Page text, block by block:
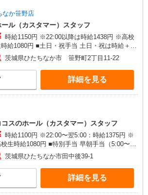
か笹野店
ール（カスタマー）スタッフ
時給1150円 ※22:00以降は時給1438円 ※高校
円 ■土日・祝手当 土日・祝は時給＋
当 早朝手当（6:00〜8:00）時給＋
円
茨城県ひたちなか市 笹野町2丁目11-22
詳細を見る
コスのホール（カスタマー）スタッフ
時給1100円 ※22:00〜翌5:00：時給1375円 ※
時給1080円 ■特別手当 早朝手当（5:00〜
）時給＋200円
茨城県ひたちなか市田中後39-1
詳細を見る